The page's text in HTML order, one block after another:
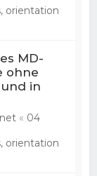
orientation
MD-
ohne
in
« 04
orientation